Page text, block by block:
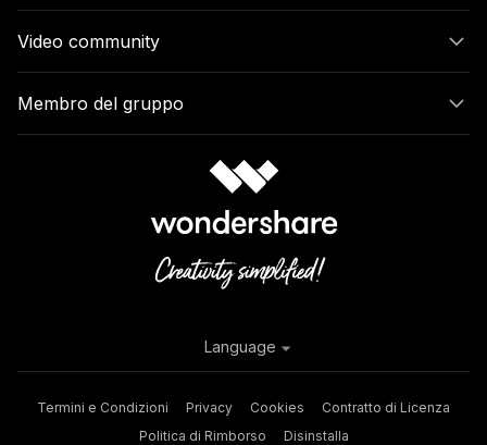
Video community
Membro del gruppo
Termini e Condizioni Privacy Cookies
Contratto di Licenza
Politica di Rimborso
Disinstalla
Language